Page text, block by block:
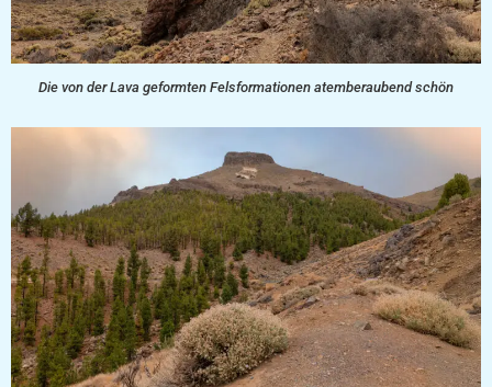
Die von der Lava geformten Felsformationen atemberaubend schön